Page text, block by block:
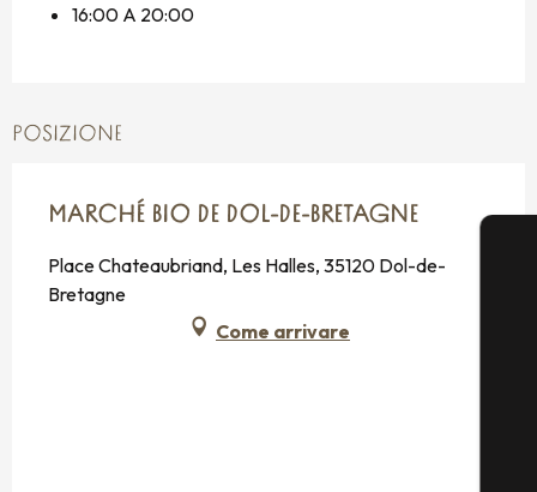
16:00 A 20:00
POSIZIONE
MARCHÉ BIO DE DOL-DE-BRETAGNE
Place Chateaubriand, Les Halles, 35120 Dol-de-
Bretagne
Come arrivare